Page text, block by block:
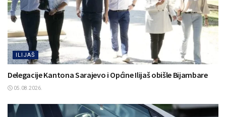
ILIJAŠ
Delegacije Kantona Sarajevo i Općine Ilijaš obišle Bijambare
05.08.2026.